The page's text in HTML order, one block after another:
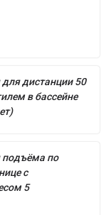
дистанции 50
в бассейне
по
с
5